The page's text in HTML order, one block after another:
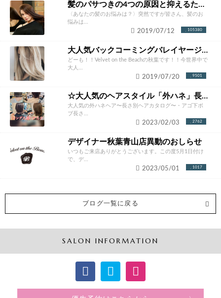
髪のパサつきの4つの原因と抑えるための改善方法とは？あなたにあったケア方法をご紹介！
〈あなたの髪のお悩みは？〉突然ですが皆さん、髪のお
悩みは...
105380
2019/07/12
大人気バックコーミングバレイヤージュカラー完全攻略。やりたくなること間違いなし！！
どーも！！Velvet on the Beachの秋葉です！！今世界中で
大人...
9501
2019/07/20
☆大人気のヘアスタイル「外ハネ」長さ別ヘアカタログ☆
大人気の外ハネヘア〜長さ別ヘアカタログ〜・アゴ下ボ
ブ長さ...
2762
2023/02/03
デザイナー秋葉青山店異動のおしらせ
いつもご来店ありがとうございます。この度5月1日付け
で、デ...
1017
2023/05/01
ブログ一覧に戻る
SALON INFORMATION